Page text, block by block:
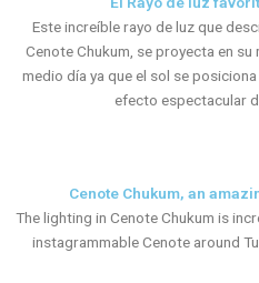
Este increíble rayo de luz que
Cenote Chukum, se proyecta en
medio día ya que el sol se
efecto espectacular
Cenote Chukum, an
The lighting in Cenote Chukum is
instagrammable Cenote around